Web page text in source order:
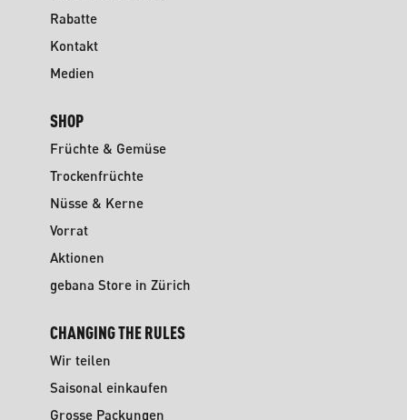
Rabatte
Kontakt
Medien
SHOP
Früchte & Gemüse
Trockenfrüchte
Nüsse & Kerne
Vorrat
Aktionen
gebana Store in Zürich
CHANGING THE RULES
Wir teilen
Saisonal einkaufen
Grosse Packungen